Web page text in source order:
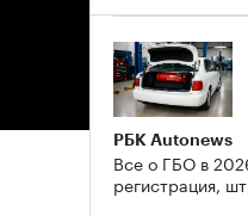
РБК Autonews
Все о ГБО в
регистрация,